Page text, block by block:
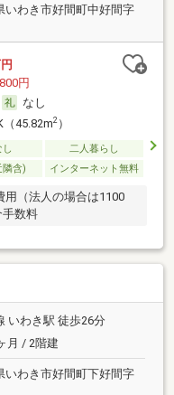
いわき市好間町中好間字
円
なし
（45.82m2）
二人暮らし
隣含) インターネット無料
用（法人の場合は1100
手数料
いわき駅 徒歩26分
月 / 2階建
いわき市好間町下好間字